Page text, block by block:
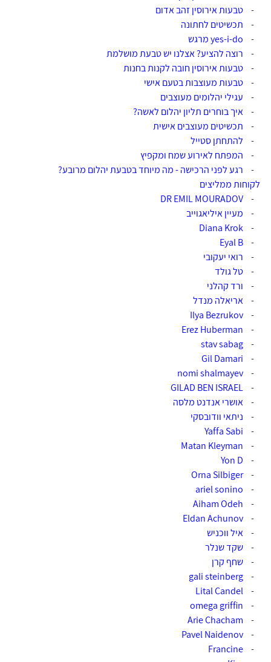
-
טבעות אירוסין זהב אדום
-
תכשיטים לחתונה
-
yes-i-do מרגש
-
רוצה להציע? אצלנו יש טבעת מושלמת
-
טבעות אירוסין חובה לקנות בחנות
-
טבעות מעוצבות בטעם אישי
-
עגילי יהלומים מעוצבים
-
איך בוחרים תליון יהלום לאשה?
-
תכשיטים מעוצבים אישית
-
להתחתן סטייל
-
המפתח לאירוע שמח ומקפיץ
-
רגע לפני הרכישה - מה מיוחד בטבעת יהלום מרובע?
לקוחות ממליצים
-
DR EMIL MOURADOV
-
מעיין איליאגוייב
-
Diana Krok
-
Eyal B
-
רואי יעקובי
-
טל גולד
-
ורד קהלני
-
אריאלה מנדל
-
Ilya Bezrukov
-
Erez Huberman
-
stav sabag
-
Gil Damari
-
nomi shalmayev
-
GILAD BEN ISRAEL
-
אושרי אנדנט מלסה
-
ניתאי וודובסקי
-
-
Matan Kleyman‎‏
-
Yon D
-
Orna Silbiger
-
ariel sonino
-
Aiham Odeh
-
Eldan Achunov
-
איל ווכניש
-
שקד שנלר
-
שחף קרן
-
gali steinberg‏
-
Lital Candel‏
-
omega griffin
-
Arie Chacham‏
-
Pavel Naidenov‏
-
Francine